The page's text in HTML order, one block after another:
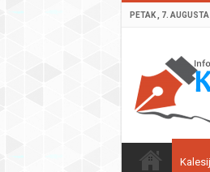
PETAK , 7.